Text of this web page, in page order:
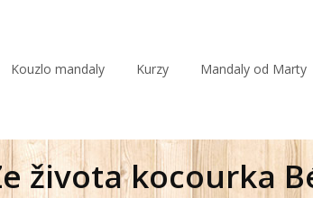
Kouzlo mandaly Kurzy Mandaly od Marty
života kocourka